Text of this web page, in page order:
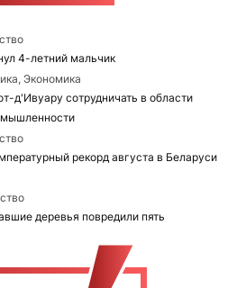
4-летний мальчик
Экономика
д'Ивуару сотрудничать в области
рекорд августа в Беларуси
деревья повредили пять